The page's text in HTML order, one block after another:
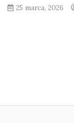
25 marca, 2026